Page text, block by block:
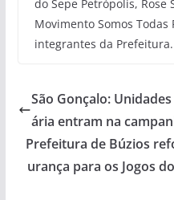
do Sepe Petrópolis,
Movimento Somos Todas
integrantes da Prefeitura.
São Gonçalo:
ária entram na
Prefeitura de Búzios
urança para os Jogos